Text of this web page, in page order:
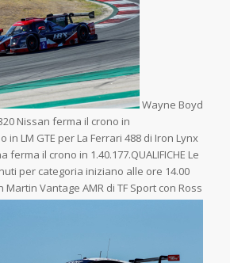
Wayne Boyd
Nissan ferma il crono in
in LM GTE per La Ferrari 488 di Iron Lynx
ferma il crono in 1.40.177.QUALIFICHE Le
per categoria iniziano alle ore 14.00
Martin Vantage AMR di TF Sport con Ross